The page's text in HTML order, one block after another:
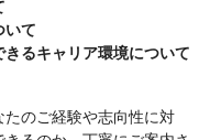
いて
るキャリア環境について
のご経験や志向性に対